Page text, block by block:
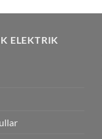
ELEKTRIK